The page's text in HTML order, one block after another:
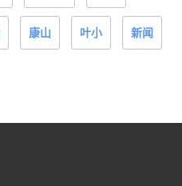
康山 叶小 新闻